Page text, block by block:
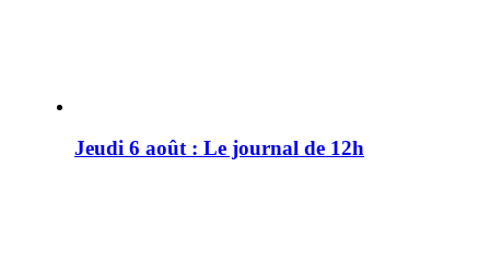
Jeudi 6 août : Le journal de 12h